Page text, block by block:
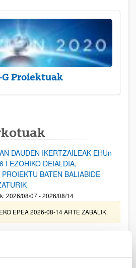
Proiektuak
DAUDEN IKERTZAILEAK EHUn
I EZOHIKO DEIALDIA,
BATEN BALIABIDE
2026/08/07 - 2026/08/14
EPEA 2026-08-14 ARTE ZABALIK.
2026